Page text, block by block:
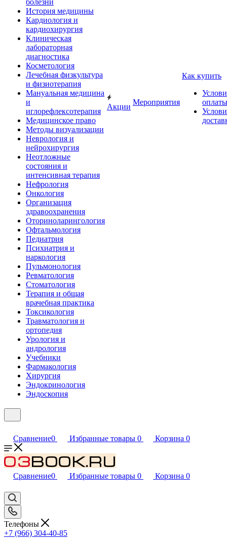
болезни
История медицины
Кардиология и
кардиохирургия
Клиническая
лабораторная
диагностика
Косметология
Лечебная физкультура
и физиотерапия
Мануальная медицина
и
иглорефлексотерапия
Медицинское право
Методы визуализации
Неврология и
нейрохирургия
Неотложные
состояния и
интенсивная терапия
Нефрология
Онкология
Организация
здравоохранения
Оториноларингология
Офтальмология
Педиатрия
Психиатрия и
наркология
Пульмонология
Ревматология
Стоматология
Терапия и общая
врачебная практика
Токсикология
Травматология и
ортопедия
Урология и
андрология
Учебники
Фармакология
Хирургия
Эндокринология
Эндоскопия
Акции
Мероприятия
Как купить
оплаты
Сравнение0 Избранные товары 0 Корзина 0
Сравнение0 Избранные товары 0 Корзина 0
Телефоны
+7 (966) 304-40-85